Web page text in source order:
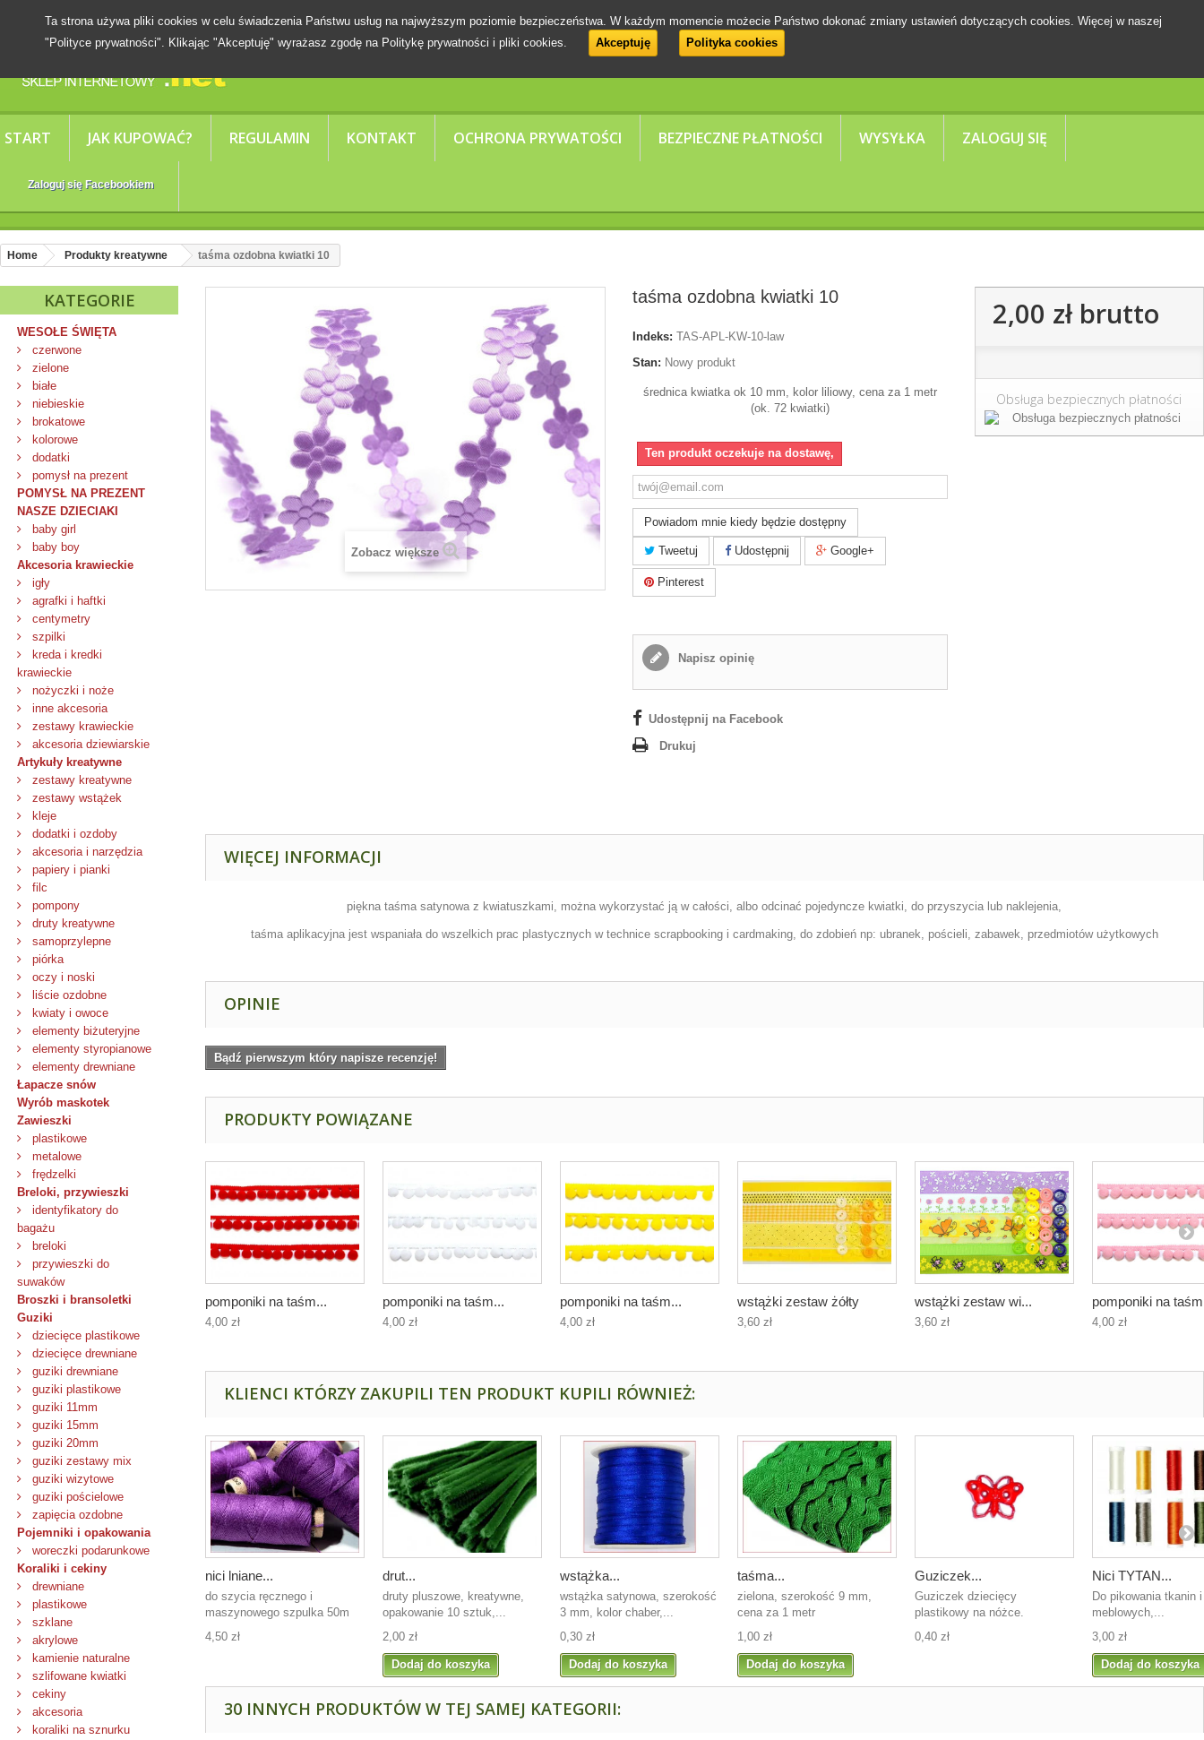
START JAK KUPOWAĆ? REGULAMIN KONTAKT OCHRONA PRYWATOŚCI BEZPIECZNE PŁATNOŚCI WYSYŁKA ZALOGUJ SIĘ
Zaloguj się Facebookiem
Ta strona używa pliki cookies w celu świadczenia Państwu usług na najwyższym poziomie bezpieczeństwa. W każdym momencie możecie Państwo dokonać zmiany ustawień dotyczących cookies. Więcej w naszej
"Polityce prywatności". Klikając "Akceptuję" wyrażasz zgodę na Politykę prywatności i pliki cookies.
Akceptuję Polityka cookies
Home Produkty kreatywne taśma ozdobna kwiatki 10
KATEGORIE
WESOŁE ŚWIĘTA
czerwone
zielone
białe
niebieskie
brokatowe
kolorowe
dodatki
pomysł na prezent
POMYSŁ NA PREZENT
NASZE DZIECIAKI
baby girl
baby boy
Akcesoria krawieckie
igły
agrafki i haftki
centymetry
szpilki
kreda i kredki
krawieckie
nożyczki i noże
inne akcesoria
zestawy krawieckie
akcesoria dziewiarskie
Artykuły kreatywne
zestawy kreatywne
zestawy wstążek
kleje
dodatki i ozdoby
akcesoria i narzędzia
papiery i pianki
filc
pompony
druty kreatywne
samoprzylepne
piórka
oczy i noski
liście ozdobne
kwiaty i owoce
elementy biżuteryjne
elementy styropianowe
elementy drewniane
Łapacze snów
Wyrób maskotek
Zawieszki
plastikowe
metalowe
frędzelki
Breloki, przywieszki
identyfikatory do
bagażu
breloki
przywieszki do
suwaków
Broszki i bransoletki
Guziki
dziecięce plastikowe
dziecięce drewniane
guziki drewniane
guziki plastikowe
guziki 11mm
guziki 15mm
guziki 20mm
guziki zestawy mix
guziki wizytowe
guziki pościelowe
zapięcia ozdobne
Pojemniki i opakowania
woreczki podarunkowe
Koraliki i cekiny
drewniane
plastikowe
szklane
akrylowe
kamienie naturalne
szlifowane kwiatki
cekiny
akcesoria
koraliki na sznurku
Zobacz większe
taśma ozdobna kwiatki 10
Indeks: TAS-APL-KW-10-law
Stan: Nowy produkt
średnica kwiatka ok 10 mm, kolor liliowy, cena za 1 metr
(ok. 72 kwiatki)
Ten produkt oczekuje na dostawę,
Powiadom mnie kiedy będzie dostępny
Tweetuj Udostępnij Google+
Pinterest
Napisz opinię
Udostępnij na Facebook
Drukuj
2,00 złbrutto
Obsługa bezpiecznych płatności
WIĘCEJ INFORMACJI
piękna taśma satynowa z kwiatuszkami, można wykorzystać ją w całości, albo odcinać pojedyncze kwiatki, do przyszycia lub naklejenia,
taśma aplikacyjna jest wspaniała do wszelkich prac plastycznych w technice scrapbooking i cardmaking, do zdobień np: ubranek, pościeli, zabawek, przedmiotów użytkowych
OPINIE
Bądź pierwszym który napisze recenzję!
PRODUKTY POWIĄZANE
pomponiki na taśm...
4,00 zł
pomponiki na taśm...
4,00 zł
pomponiki na taśm...
4,00 zł
wstążki zestaw żółty
3,60 zł
wstążki zestaw wi...
3,60 zł
pomponiki na
4,00 zł
KLIENCI KTÓRZY ZAKUPILI TEN PRODUKT KUPILI RÓWNIEŻ:
nici lniane...
do szycia ręcznego i
maszynowego szpulka 50m
4,50 zł
drut...
druty pluszowe, kreatywne,
opakowanie 10 sztuk,...
2,00 zł
Dodaj do koszyka
wstążka...
wstążka satynowa, szerokość
3 mm, kolor chaber,...
0,30 zł
Dodaj do koszyka
taśma...
zielona, szerokość 9 mm,
cena za 1 metr
1,00 zł
Dodaj do koszyka
Guziczek...
Guziczek dziecięcy
plastikowy na nóżce.
0,40 zł
Nici TYTAN...
Do pikowania tkanin
meblowych,...
3,00 zł
Dodaj do koszyka
30 INNYCH PRODUKTÓW W TEJ SAMEJ KATEGORII: